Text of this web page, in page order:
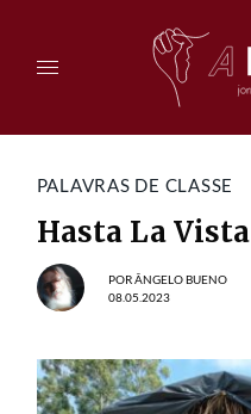
PALAVRAS DE CLASSE
Hasta La Vista
PORÂNGELO BUENO
08.05.2023